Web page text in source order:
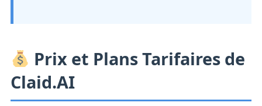
Prix et Plans Tarifaires de
Claid.AI